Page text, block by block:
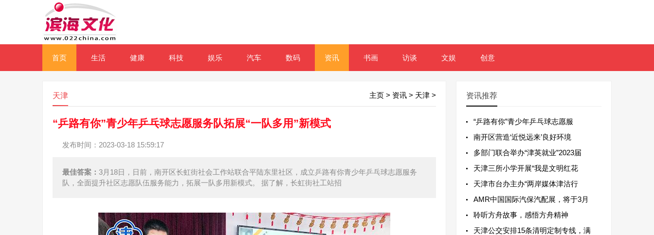
首页 生活 健康 科技 娱乐 汽车 数码 资讯 书画 访谈 文娱 创意
主页 > 资讯 > 天津 >
天津
“乒路有你”青少年乒乓球志愿服务队拓展“一队多用”新模式
发布时间：2023-03-18 15:59:17
最佳答案： 3月18日，日前，南开区长虹街社会工作站联合平陆东里社区，成立乒路有你青少年乒乓球志愿服务
队，全面提升社区志愿队伍服务能力，拓展一队多用新模式。 据了解，长虹街社工站招
资讯推荐
“乒路有你”青少年乒乓球志愿服
南开区营造‘近悦远来’良好环境
多部门联合举办“津英就业”2023届
天津三所小学开展“我是文明红花
天津市台办主办“两岸媒体津沽行
AMR中国国际汽保汽配展，将于3月
聆听方舟故事，感悟方舟精神
天津公交安排15条清明定制专线，满